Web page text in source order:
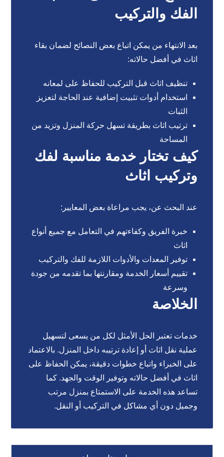
الفك والتركيب
بعد الانتهاء من يمكن اتباع بعض النصائح لضمان بقاء
اثاث في أفضل حالاته:
تنظيف اثاث قبل التركيب للحفاظ على لمعانه
استخدام أدوات تثبيت إضافية عند الحاجة لتعزيز
الثبات
ترتيب اثاث بطريقة تسهل حركة المنزل وتزيد من
المساحة
كيف تختار خدمة مناسبة لفك
وتركيب اثاث
عند البحث عن، يجب مراعاة بعض المعايير:
خبرة الفريق وكفاءتهم في التعامل مع جميع أنواع
اثاث
توفير المعدات والأدوات اللازمة للفك والتركيب
تقييم أسعار الخدمة ومقارنتها بما تقدمه من جودة
وسرعة
الخلاصة
خدمات تعتبر الحل الأمثل لكل من يسعى لتسهيل
عملية نقل اثاث أو إعادة ترتيبه داخل المنزل. بالاعتماد
على الخبراء واتباع خطوات دقيقة، يمكن الحفاظ على
اثاث في أفضل حالاته وتوفير الوقت والجهد. كما
تساعد هذه الخدمة على الاستمتاع بمنزل مرتب
وجميل دون أي مشاكل في التركيب أو النقل.